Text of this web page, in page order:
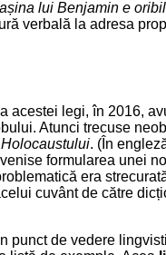
lui Benjamin e
verbală la adresa
acestei legi, în 2016,
Atunci trecuse
. (În
formularea unei
era
cuvânt de către
punct de vedere